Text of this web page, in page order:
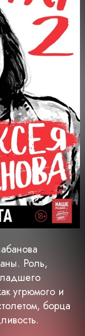
Роль,
угрюмого и
борца